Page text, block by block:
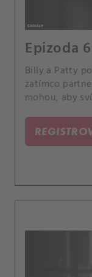
Epizoda
Billy a Patty
zatímco
mohou, aby